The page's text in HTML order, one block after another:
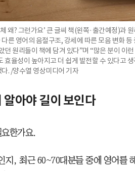
왜? 그런가요’ 큰 글씨 책(왼쪽·출간예정)과
른 영어의 음절구조, 강세에 따른 모음 변화
던 원리들이 책에 담겨 있다”며 “많은 분이 이
효율성이 높아지고 더 쉽게 발전할 수 있다고
. /양수열 영상미디어 기자
아야 길이 보인다
한가요.
지, 최근 60~70대분들 중에 영어를